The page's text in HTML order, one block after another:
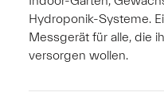
Hydroponik-Systeme.
Messgerät für alle, die
versorgen wollen.